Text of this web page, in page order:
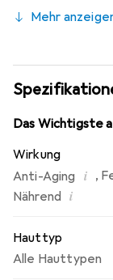
– speichert
repariert
tief in die Haut
sie von innen.
Mehr
Das Wichtigste
Wirkung
Anti-Aging i ,
Nährend i
Hauttyp
Alle Hauttypen